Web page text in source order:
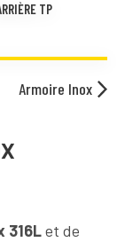
TP
Armoire Inox
316Let de